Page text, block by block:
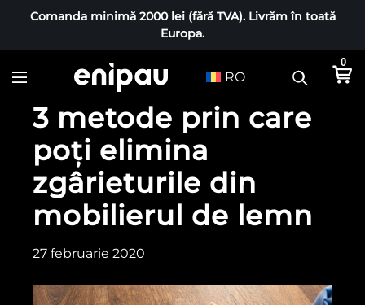
Comanda minimă 2000 lei (fără TVA). Livrăm în toată
Europa.
RO
0
3 metode prin care
poți elimina
zgârieturile din
mobilierul de lemn
27 februarie 2020